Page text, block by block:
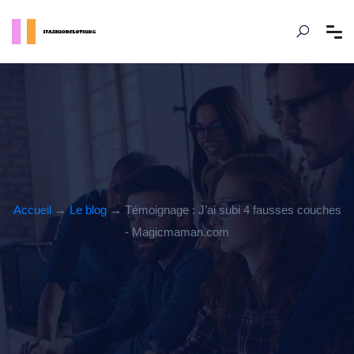
Accueil→Le blog→ Témoignage : J’ai subi 4 fausses couches
- Magicmaman.com